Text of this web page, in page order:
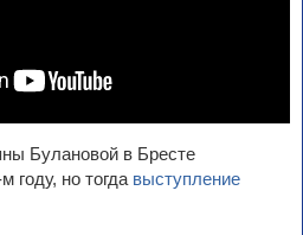
Булановой в Бресте
году, но тогда выступление